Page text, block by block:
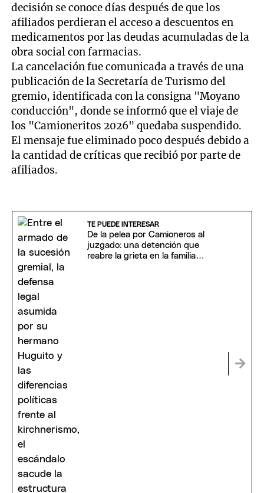
decisión se conoce días después de que los
afiliados perdieran el acceso a descuentos en
medicamentos por las deudas acumuladas de la
obra social con farmacias.
La cancelación fue comunicada a través de una
publicación de la Secretaría de Turismo del
gremio, identificada con la consigna "Moyano
conducción", donde se informó que el viaje de
los "Camioneritos 2026" quedaba suspendido.
El mensaje fue eliminado poco después debido a
la cantidad de críticas que recibió por parte de
afiliados.
TE PUEDE INTERESAR
De la pelea por Camioneros al
juzgado: una detención que
reabre la grieta en la familia